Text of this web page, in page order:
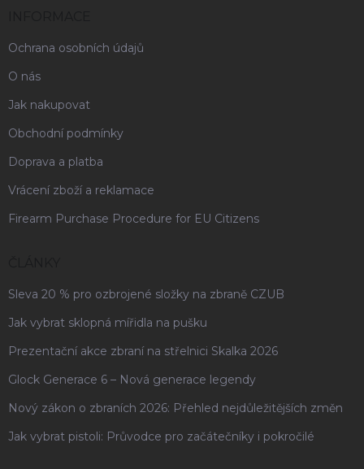
Ochrana osobních údajů
O nás
Jak nakupovat
Obchodní podmínky
Doprava a platba
Vrácení zboží a reklamace
Firearm Purchase Procedure for EU Citizens
Sleva 20 % pro ozbrojené složky na zbraně CZUB
Jak vybrat sklopná mířidla na pušku
Prezentační akce zbraní na střelnici Skalka 2026
Glock Generace 6 – Nová generace legendy
Nový zákon o zbraních 2026: Přehled nejdůležitějších změn
Jak vybrat pistoli: Průvodce pro začátečníky i pokročilé